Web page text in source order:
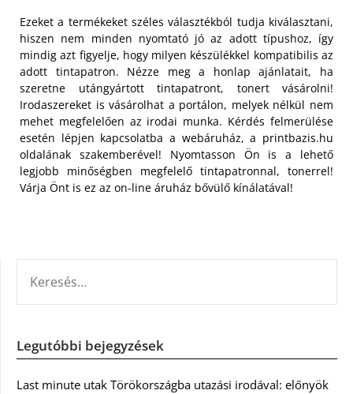
Ezeket a termékeket széles választékból tudja kiválasztani,
hiszen nem minden nyomtató jó az adott típushoz, így
mindig azt figyelje, hogy milyen készülékkel kompatibilis az
adott tintapatron. Nézze meg a honlap ajánlatait, ha
szeretne utángyártott tintapatront, tonert vásárolni!
Irodaszereket is vásárolhat a portálon, melyek nélkül nem
mehet megfelelően az irodai munka. Kérdés felmerülése
esetén lépjen kapcsolatba a webáruház, a printbazis.hu
oldalának szakemberével! Nyomtasson Ön is a lehető
legjobb minőségben megfelelő tintapatronnal, tonerrel!
Várja Önt is ez az on-line áruház bővülő kínálatával!
Legutóbbi bejegyzések
Last minute utak Törökországba utazási irodával: előnyök